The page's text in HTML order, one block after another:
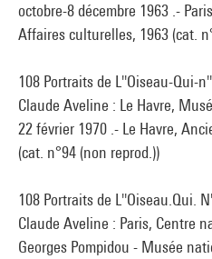
octobre-8 décembre 1963 .-
Affaires culturelles, 1963 (cat.
108 Portraits de L''Oiseau-Qui-
Claude Aveline : Le Havre,
22 février 1970 .- Le Havre,
(cat. n°94 (non reprod.))
108 Portraits de L''Oiseau.Qui.
Claude Aveline : Paris, Centre
Georges Pompidou - Musée